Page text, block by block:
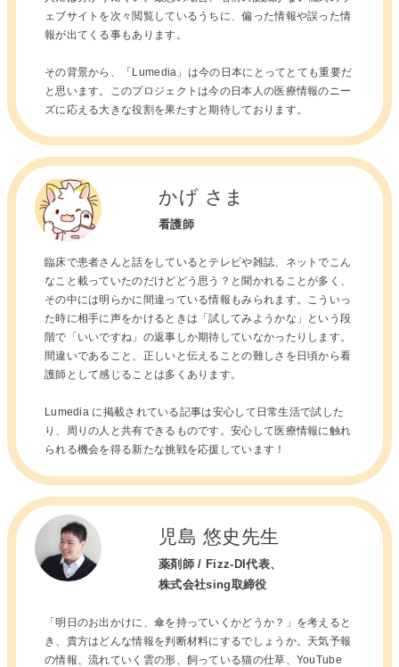
ェブサイトを次々閲覧しているうちに、偏った情報や誤った情
報が出てくる事もあります。
その背景から、「Lumedia」は今の日本にとってとても重要だ
と思います。このプロジェクトは今の日本人の医療情報のニー
ズに応える大きな役割を果たすと期待しております。
かげ さま
看護師
臨床で患者さんと話をしているとテレビや雑誌、ネットでこん
なこと載っていたのだけどどう思う？と聞かれることが多く、
その中には明らかに間違っている情報もみられます。こういっ
た時に相手に声をかけるときは「試してみようかな」という段
階で「いいですね」の返事しか期待していなかったりします。
間違いであること、正しいと伝えることの難しさを日頃から看
護師として感じることは多くあります。
Lumedia に掲載されている記事は安心して日常生活で試した
り、周りの人と共有できるものです。安心して医療情報に触れ
られる機会を得る新たな挑戦を応援しています！
児島 悠史先生
薬剤師 / Fizz-DI代表、
株式会社sing取締役
「明日のお出かけに、傘を持っていくかどうか？」を考えると
き、貴方はどんな情報を判断材料にするでしょうか。天気予報
の情報、流れていく雲の形、飼っている猫の仕草、YouTube